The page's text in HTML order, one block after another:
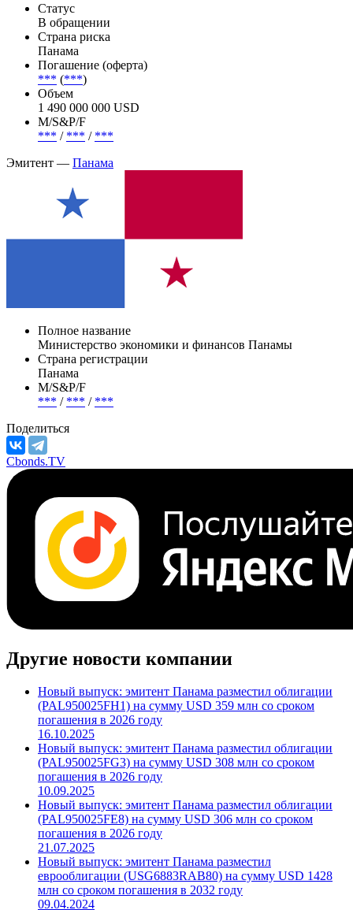
Статус
В обращении
Страна риска
Панама
Погашение (оферта)
*** (***)
Объем
1 490 000 000 USD
М/S&P/F
*** / *** / ***
Эмитент — Панама
Полное название
Министерство экономики и финансов Панамы
Страна регистрации
Панама
М/S&P/F
*** / *** / ***
Поделиться
Cbonds.TV
Другие новости компании
Новый выпуск: эмитент Панама разместил облигации
(PAL950025FH1) на сумму USD 359 млн со сроком
погашения в 2026 году
16.10.2025
Новый выпуск: эмитент Панама разместил облигации
(PAL950025FG3) на сумму USD 308 млн со сроком
погашения в 2026 году
10.09.2025
Новый выпуск: эмитент Панама разместил облигации
(PAL950025FE8) на сумму USD 306 млн со сроком
погашения в 2026 году
21.07.2025
Новый выпуск: эмитент Панама разместил
еврооблигации (USG6883RAB80) на сумму USD 1428
млн со сроком погашения в 2032 году
09.04.2024